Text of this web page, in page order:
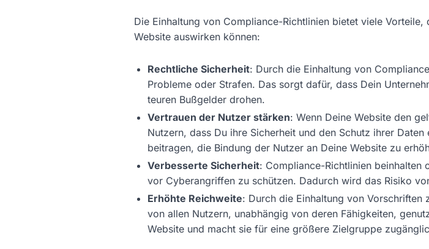
Die Einhaltung von Compliance-Richtlinien bietet viele
Website auswirken können:
Rechtliche Sicherheit: Durch die Einhaltung von
Probleme oder Strafen. Das sorgt dafür, dass Dein
teuren Bußgelder drohen.
Vertrauen der Nutzer stärken: Wenn Deine Website den
Nutzern, dass Du ihre Sicherheit und den Schutz ihrer
beitragen, die Bindung der Nutzer an Deine Website zu
Verbesserte Sicherheit: Compliance-Richtlinien beinhalten
vor Cyberangriffen zu schützen. Dadurch wird das Risiko
Erhöhte Reichweite: Durch die Einhaltung von Vorschriften
von allen Nutzern, unabhängig von deren Fähigkeiten,
Website und macht sie für eine größere Zielgruppe